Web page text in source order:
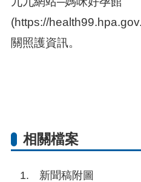
(https://
關照護資訊。
相關檔案
新聞稿附圖